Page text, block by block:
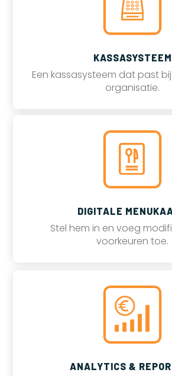
KASSASYSTEEM
Een kassasysteem dat past
organisatie.
DIGITALE
Stel hem in en voeg
voorkeuren toe.
ANALYTICS &